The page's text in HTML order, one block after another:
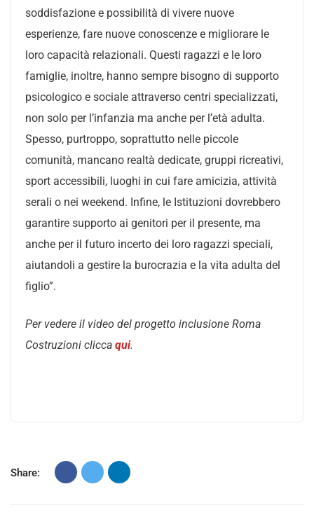
soddisfazione e possibilità di vivere nuove
esperienze, fare nuove conoscenze e migliorare le
loro capacità relazionali. Questi ragazzi e le loro
famiglie, inoltre, hanno sempre bisogno di supporto
psicologico e sociale attraverso centri specializzati,
non solo per l’infanzia ma anche per l’età adulta.
Spesso, purtroppo, soprattutto nelle piccole
comunità, mancano realtà dedicate, gruppi ricreativi,
sport accessibili, luoghi in cui fare amicizia, attività
serali o nei weekend. Infine, le Istituzioni dovrebbero
garantire supporto ai genitori per il presente, ma
anche per il futuro incerto dei loro ragazzi speciali,
aiutandoli a gestire la burocrazia e la vita adulta del
figlio”.
Per vedere il video del progetto inclusione Roma
Costruzioni clicca qui.
Share: